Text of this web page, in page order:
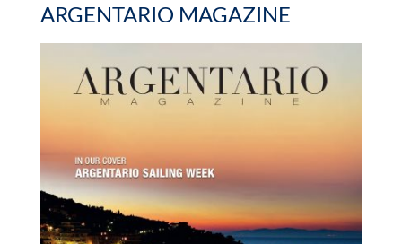
ARGENTARIO MAGAZINE